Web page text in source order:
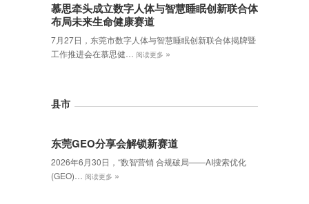
慕思牵头成立数字人体与智慧睡眠创新联合体
布局未来生命健康赛道
7月27日，东莞市数字人体与智慧睡眠创新联合体揭牌暨
工作推进会在慕思健…
阅读更多 »
县市
东莞GEO分享会解锁新赛道
2026年6月30日，‌“数智营销 合规破局——AI搜索优化
(GEO)…
阅读更多 »